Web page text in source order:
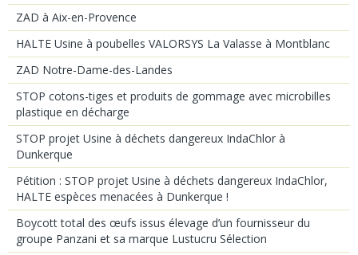
ZAD à Aix-en-Provence
HALTE Usine à poubelles VALORSYS La Valasse à Montblanc
ZAD Notre-Dame-des-Landes
STOP cotons-tiges et produits de gommage avec microbilles
plastique en décharge
STOP projet Usine à déchets dangereux IndaChlor à
Dunkerque
Pétition : STOP projet Usine à déchets dangereux IndaChlor,
HALTE espèces menacées à Dunkerque !
Boycott total des œufs issus élevage d’un fournisseur du
groupe Panzani et sa marque Lustucru Sélection